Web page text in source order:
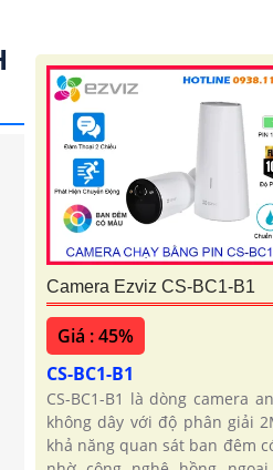
'
Camera Ezviz CS-BC1-B1
Giá : 45%
CS-BC1-B1
CS-BC1-B1 là dòng camera
không dây với độ phân giải
khả năng quan sát ban đêm